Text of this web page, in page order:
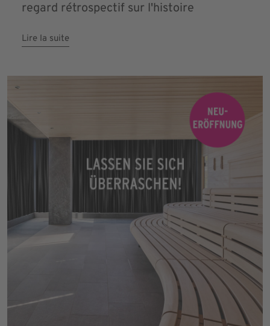
regard rétrospectif sur l'histoire
Lire la suite